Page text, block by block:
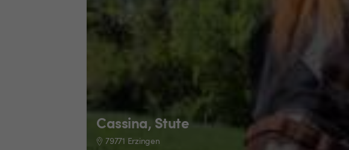
Cassina, Stute
79771 Erzingen